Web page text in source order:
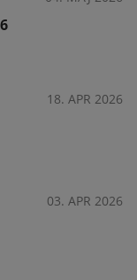
18. APR 2026
03. APR 2026